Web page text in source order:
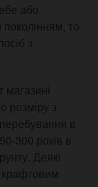
або
то
з
розміру з
в
300 років в
Деякі